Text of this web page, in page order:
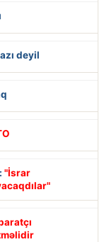
deyil
"İsrar